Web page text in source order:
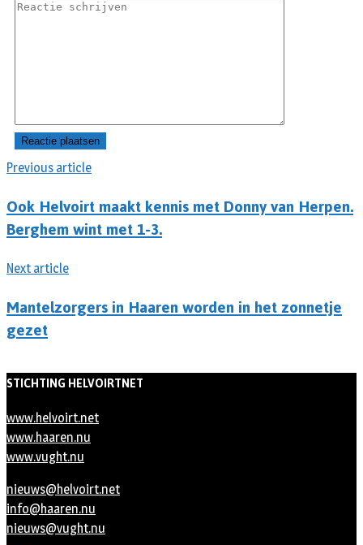
Previous article
Ook Helvoirt maakt kennis met Donny van Herpen.
Berghem wint met 1-3.
Next article
Mantelzorgers in Haaren worden in het zonnetje
gezet
STICHTING HELVOIRTNET
www.helvoirt.net
www.haaren.nu
www.vught.nu
nieuws@helvoirt.net
info@haaren.nu
nieuws@vught.nu